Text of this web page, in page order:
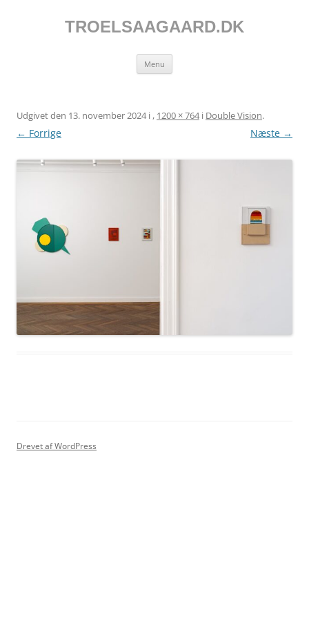
TROELSAAGAARD.DK
Menu
Udgivet den 13. november 2024i , 1200 × 764i Double Vision.
← Forrige Næste →
Drevet af WordPress